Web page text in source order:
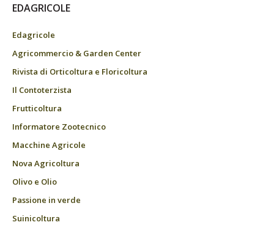
EDAGRICOLE
Edagricole
Agricommercio & Garden Center
Rivista di Orticoltura e Floricoltura
Il Contoterzista
Frutticoltura
Informatore Zootecnico
Macchine Agricole
Nova Agricoltura
Olivo e Olio
Passione in verde
Suinicoltura